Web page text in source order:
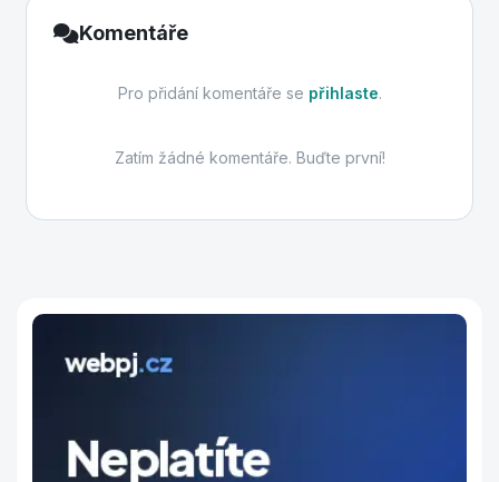
Komentáře
Pro přidání komentáře se přihlaste.
Zatím žádné komentáře. Buďte první!